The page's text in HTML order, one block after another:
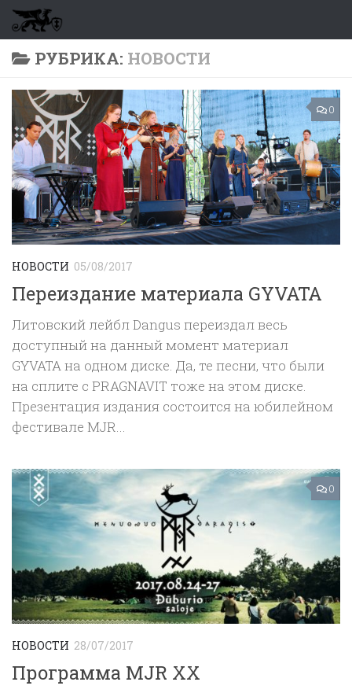
Перейти к содержимому
РУБРИКА: НОВОСТИ
0
НОВОСТИ 05/08/2017
Переиздание материала GYVATA
Литовский лейбл Dangus переиздал весь
доступный на данный момент материал
GYVATA на одном диске. Да, те песни, что были
на сплите с PRAGNAVIT тоже на этом диске.
Презентация издания состоится на юбилейном
фестивале MJR...
0
НОВОСТИ 28/07/2017
Программа MJR XX